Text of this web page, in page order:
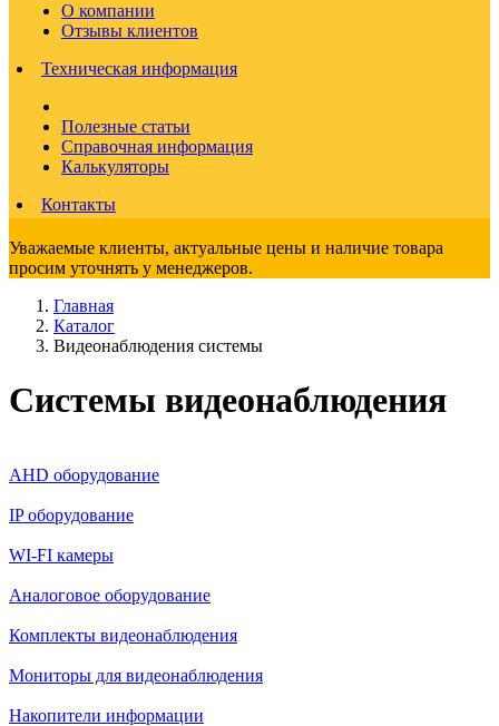
О компании
Отзывы клиентов
Техническая информация
Полезные статьи
Справочная информация
Калькуляторы
Контакты
Уважаемые клиенты, актуальные цены и наличие товара
просим уточнять у менеджеров.
Главная
Каталог
Видеонаблюдения cистемы
Системы видеонаблюдения
AHD оборудование
IP оборудование
WI-FI камеры
Аналоговое оборудование
Комплекты видеонаблюдения
Мониторы для видеонаблюдения
Накопители информации